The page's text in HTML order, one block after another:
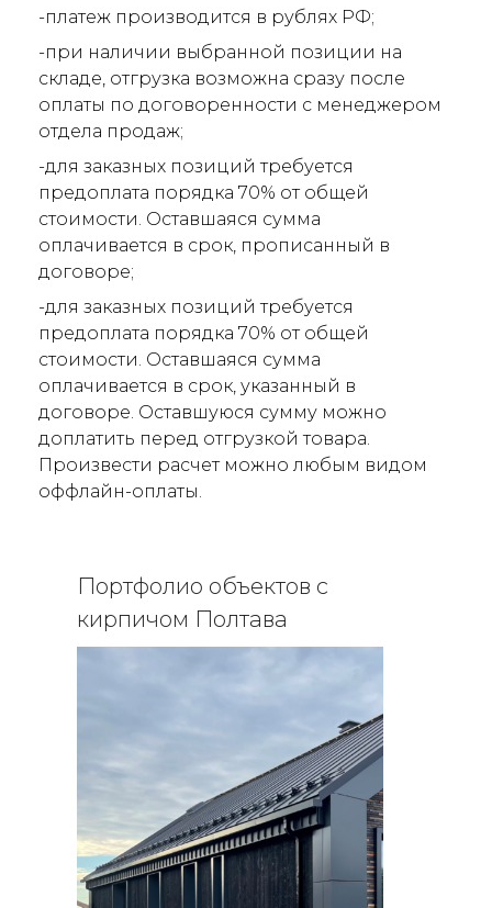
-платеж производится в рублях РФ;
-при наличии выбранной позиции на
складе, отгрузка возможна сразу после
оплаты по договоренности с менеджером
отдела продаж;
-для заказных позиций требуется
предоплата порядка 70% от общей
стоимости. Оставшаяся сумма
оплачивается в срок, прописанный в
договоре;
-для заказных позиций требуется
предоплата порядка 70% от общей
стоимости. Оставшаяся сумма
оплачивается в срок, указанный в
договоре. Оставшуюся сумму можно
доплатить перед отгрузкой товара.
Произвести расчет можно любым видом
оффлайн-оплаты.
Портфолио объектов с
кирпичом Полтава